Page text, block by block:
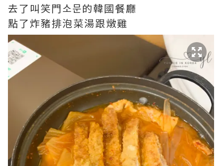
去了叫笑門소문的韓國餐廳
點了炸豬排泡菜湯跟燉雞